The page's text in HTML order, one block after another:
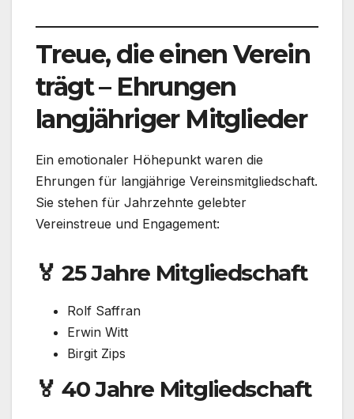
Treue, die einen Verein
trägt – Ehrungen
langjähriger Mitglieder
Ein emotionaler Höhepunkt waren die
Ehrungen für langjährige Vereinsmitgliedschaft.
Sie stehen für Jahrzehnte gelebter
Vereinstreue und Engagement:
🏅 25 Jahre Mitgliedschaft
Rolf Saffran
Erwin Witt
Birgit Zips
🏅 40 Jahre Mitgliedschaft